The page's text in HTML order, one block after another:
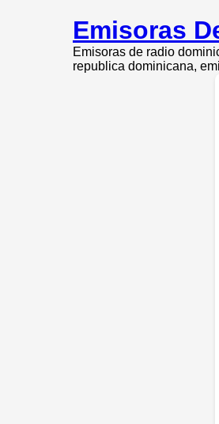
Emisoras
Emisoras de radio
republica dominicana,